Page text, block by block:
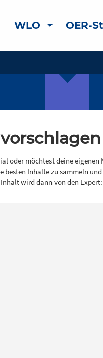
WLO OER-
oder möchtest deine
besten Inhalte zu sammeln
wird dann von den